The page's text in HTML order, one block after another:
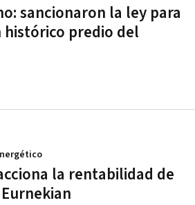
sancionaron la ley para
predio del
la rentabilidad de